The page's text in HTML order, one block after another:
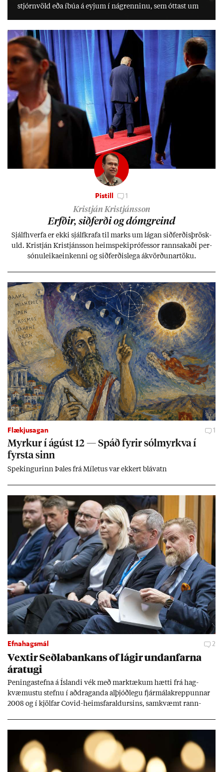
stjórn­völd eða íbúa á eyj­um í ná­grenn­inu, sem ótt­ast um
Pistill 1
Kristján Kristjánsson
Erfð­ir, sið­ferði og dómgreind
Sjálf­hverfa er ekki sjálf­krafa til marks um lág­an sið­ferð­is­þrösk­
uld. Kristján Kristjáns­son heim­speki­pró­fess­or rann­sak­aði per­
sónu­leika­ein­kenni og sið­ferð­is­lega ákvörð­un­ar­töku.
Flækjusagan 1
Myrk­ur í ág­úst 12 — Spáð fyr­ir sól­myrkva í
fyrsta sinn
Spek­ing­ur­inn Þa­les frá Míletus var ekk­ert blá­vatn
Efnahagsmál 2
Vext­ir Seðla­bank­ans of lág­ir und­an­farna
ára­tugi
Pen­inga­stefna á Ís­landi vék með mark­tæk­um hætti frá hag­
kvæm­ustu stefnu í að­drag­anda al­þjóð­legu fjár­málakrepp­unn­ar
2008 og í kjöl­far Covid-heims­far­ald­urs­ins, sam­kvæmt rann­